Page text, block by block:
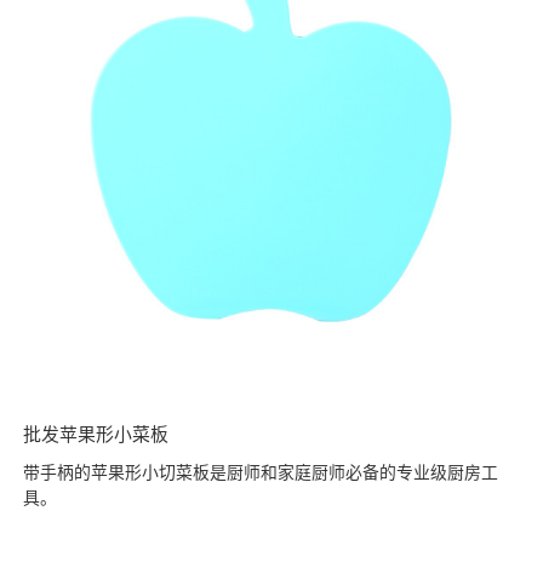
批发苹果形小菜板
带手柄的苹果形小切菜板是厨师和家庭厨师必备的专业级厨房工
具。